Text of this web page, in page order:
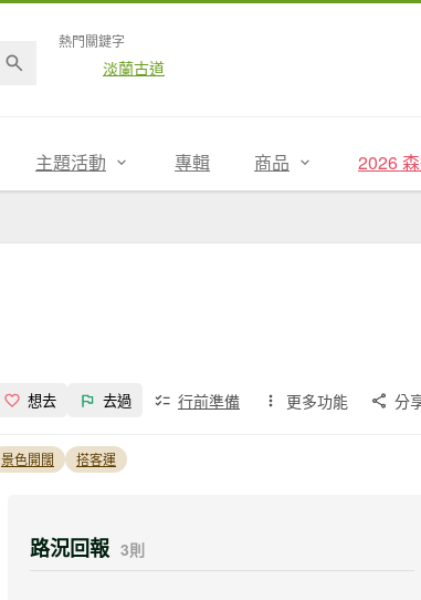
熱門關鍵字
淡蘭古道
主題活動 專輯 商品 2026
想去 去過 行前準備 更多功能 分
景色開闊 搭客運
路況回報 3則